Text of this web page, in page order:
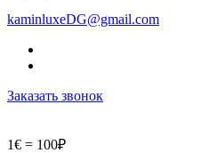
kaminluxeDG@gmail.com
Заказать звонок
1€ = 100₽